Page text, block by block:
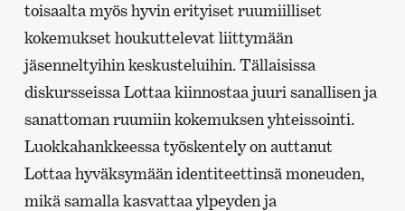
toisaalta myös hyvin erityiset ruumiilliset
kokemukset houkuttelevat liittymään
jäsenneltyihin keskusteluihin. Tällaisissa
diskursseissa Lottaa kiinnostaa juuri sanallisen ja
sanattoman ruumiin kokemuksen yhteissointi.
Luokkahankkeessa työskentely on auttanut
Lottaa hyväksymään identiteettinsä moneuden,
mikä samalla kasvattaa ylpeyden ja